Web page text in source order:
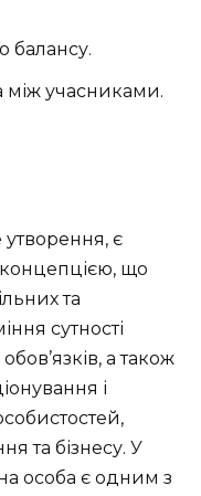
балансу.
між учасниками.
є
що
та
сутності
а також
і
та бізнесу. У
особа є одним з